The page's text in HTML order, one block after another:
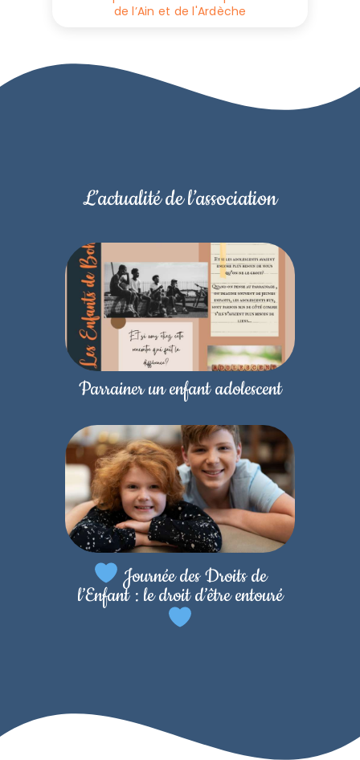
de l’Ain et de l'Ardèche
L’actualité de l’association
Parrainer un enfant adolescent
Journée des Droits de
l’Enfant : le droit d’être entouré